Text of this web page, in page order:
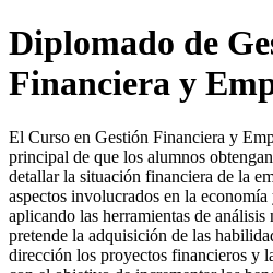
Diplomado de
Financiera y
El Curso en Gestión Financiera y
principal de que los alumnos
detallar la situación financiera de la
aspectos involucrados en la
aplicando las herramientas de análisis
pretende la adquisición de las
dirección los proyectos financieros y